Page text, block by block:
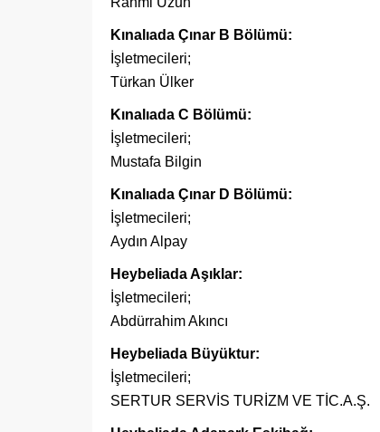
Kınalıada Çınar B Bölümü:
İşletmecileri;
Türkan Ülker
Kınalıada C Bölümü:
İşletmecileri;
Mustafa Bilgin
Kınalıada Çınar D Bölümü:
İşletmecileri;
Aydın Alpay
Heybeliada Aşıklar:
İşletmecileri;
Abdürrahim Akıncı
Heybeliada Büyüktur:
İşletmecileri;
SERTUR SERVİS TURİZM VE TİC.A.Ş.